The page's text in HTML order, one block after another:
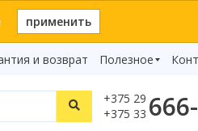
применить
и возврат
Полезное
Видеообзоры
Бренды
+375 29
+375 33